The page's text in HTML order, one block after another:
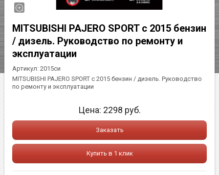
MITSUBISHI PAJERO SPORT с 2015 бензин
/ дизель. Руководство по ремонту и
эксплуатации
Артикул:2015си
MITSUBISHI PAJERO SPORT с 2015 бензин / дизель. Руководство
по ремонту и эксплуатации
Цена: 2298 руб.
Заказать
Купить в 1 клик